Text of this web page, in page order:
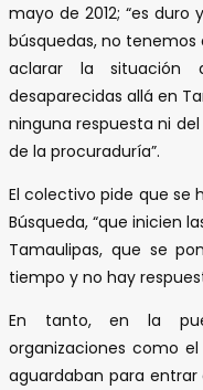
mayo de 2012; “es
búsquedas, no
aclarar la situación
desaparecidas allá en
ninguna respuesta ni
de la procuraduría”.
El colectivo pide que se
Búsqueda, “que inicien
Tamaulipas, que se
tiempo y no hay
En tanto, en la
organizaciones como
aguardaban para